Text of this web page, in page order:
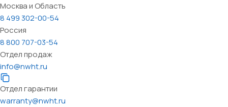
Москва и Область
8 499 302-00-54
Россия
8 800 707-03-54
Отдел продаж
info@nwht.ru
Отдел гарантии
warranty@nwht.ru